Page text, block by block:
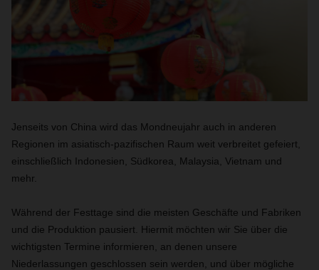
Jenseits von China wird das Mondneujahr auch in anderen
Regionen im asiatisch-pazifischen Raum weit verbreitet gefeiert,
einschließlich Indonesien, Südkorea, Malaysia, Vietnam und
mehr.
Während der Festtage sind die meisten Geschäfte und Fabriken
und die Produktion pausiert. Hiermit möchten wir Sie über die
wichtigsten Termine informieren, an denen unsere
Niederlassungen geschlossen sein werden, und über mögliche